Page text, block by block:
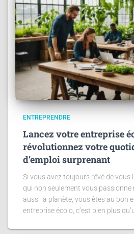
ENTREPRENDRE
Lancez votre entreprise
révolutionnez votre
d’emploi surprenant
Si vous avez toujours rêvé de vous
qui non seulement vous passionne
aussi la planète, vous êtes au bon
entreprise écolo, c’est bien plus